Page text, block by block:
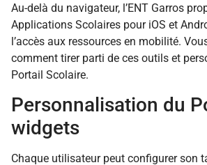
Au-delà du navigateur, l’ENT Garros
Applications Scolaires pour iOS et
l’accès aux ressources en mobilité.
comment tirer parti de ces outils et
Portail Scolaire.
Personnalisation du
widgets
Chaque utilisateur peut configurer son